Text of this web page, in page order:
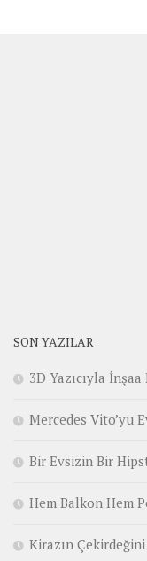
SON YAZILAR
3D Yazıcıyla
Mercedes Vito’yu
Bir Evsizin Bir
Hem Balkon Hem
Kirazın